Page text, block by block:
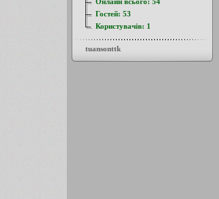
Гостей: 53
Користувачів: 1
tuansonttk